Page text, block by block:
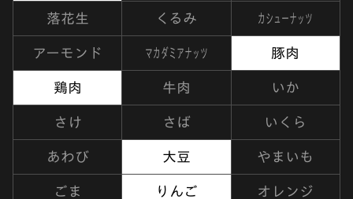
落花生 くるみ カシューナッツ
アーモンド マカダミアナッツ 豚肉
鶏肉 牛肉 いか
さけ さば いくら
あわび 大豆 やまいも
ごま りんご オレンジ